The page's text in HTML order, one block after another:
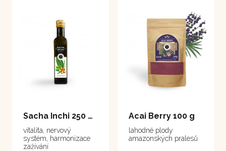
Sacha Inchi 250 ml
vitalita, nervový
systém, harmonizace
zažívání
Acai Berry 100 g
lahodné plody
amazonských pralesů